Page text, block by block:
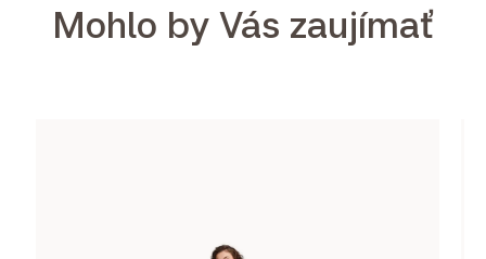
Mohlo by Vás zaujímať